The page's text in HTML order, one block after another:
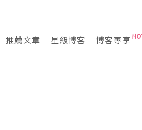
推薦文章 星級博客 博客專享